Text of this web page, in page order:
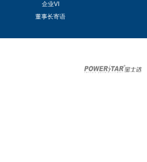
企业VI
董事长寄语